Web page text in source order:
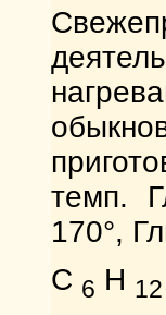
темп.
170°,
С 6 Н 12